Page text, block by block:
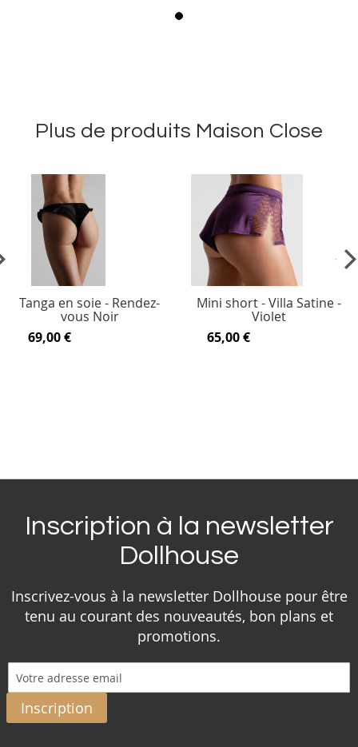
Plus de produits Maison Close
Tanga en soie - Rendez-
vous Noir
69,00 €
Mini short - Villa Satine -
Violet
65,00 €
Inscription à la newsletter
Dollhouse
Inscrivez-vous à la newsletter Dollhouse pour être
tenu au courant des nouveautés, bon plans et
promotions.
Inscription